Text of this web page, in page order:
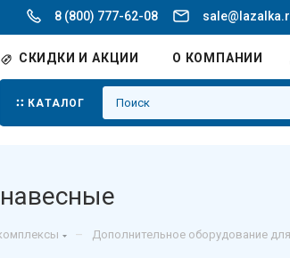
8 (800) 777-62-08
СКИДКИ И АКЦИИ О КОМПАНИИ
КАТАЛОГ
– Дополнительное оборудование